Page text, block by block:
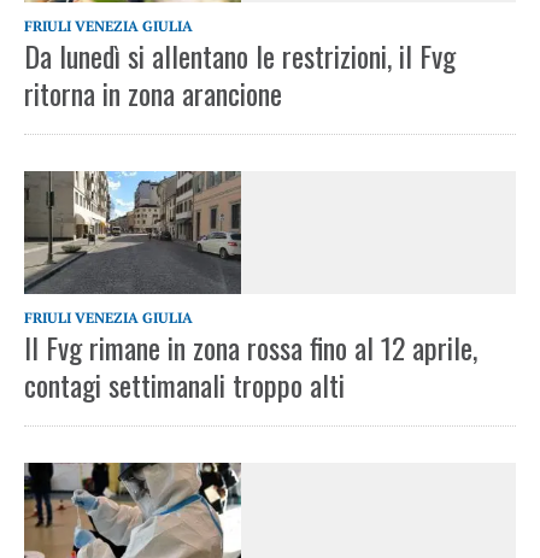
FRIULI VENEZIA GIULIA
Da lunedì si allentano le restrizioni, il Fvg
ritorna in zona arancione
FRIULI VENEZIA GIULIA
Il Fvg rimane in zona rossa fino al 12 aprile,
contagi settimanali troppo alti